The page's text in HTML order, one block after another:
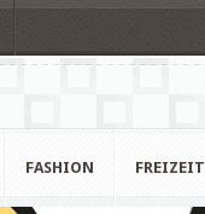
FASHION FREIZEIT